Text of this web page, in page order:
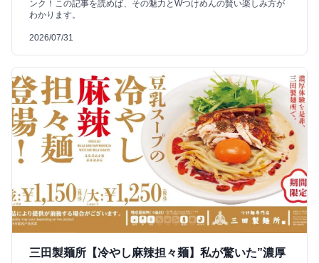
ンク！この記事を読めば、その魅力とWつけめんの賢い楽しみ方が
わかります。
2026/07/31
三田製麺所【冷やし麻辣担々麺】私が驚いた”濃厚